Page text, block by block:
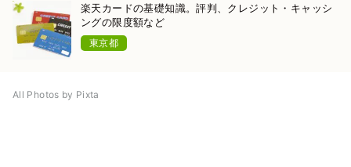
楽天カードの基礎知識。評判、クレジット・キャッシ
ングの限度額など
東京都
All Photos by Pixta